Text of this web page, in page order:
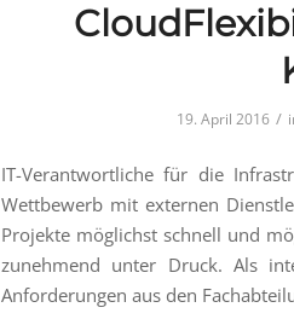
19. April 2016 /
IT-Verantwortliche für die
Wettbewerb mit externen
Projekte möglichst schnell und
zunehmend unter Druck. Als
Anforderungen aus den